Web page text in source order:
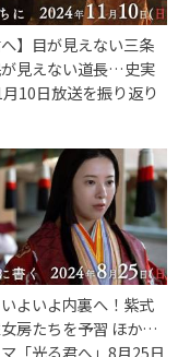
へ】目が見えない三条
見えない道長…史実
10日放送を振り返り
よいよ内裏へ！紫式
房たちを予習 ほか…